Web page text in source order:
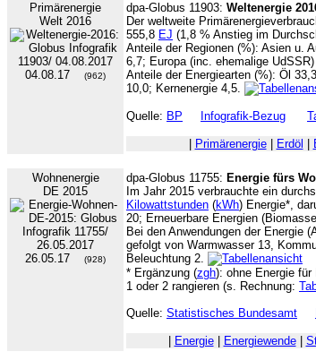
Primärenergie
Welt 2016
04.08.17 (962)
dpa-Globus 11903: Weltenergie
Der weltweite
555,8 EJ (1,8 % Anstieg im
Anteile der Regionen (%): Asien u.
6,7; Europa (inc. ehemalige
Anteile der Energiearten (%): Öl
10,0; Kernenergie 4,5.
Quelle: BP Infografik-Bezug
Primärenergie| Erdöl
Wohnenergie
DE 2015
26.05.17 (928)
dpa-Globus 11755: Energie fürs
Im Jahr 2015 verbrauchte ein
Kilowattstunden (kWh) Energie*,
20; Erneuerbare Energien
Bei den Anwendungen der Energie
gefolgt von Warmwasser 13,
Beleuchtung 2.
* Ergänzung (zgh): ohne Energie
1 oder 2 rangieren (s. Rechnung:
Quelle: Statistisches Bundesamt
Energie| Energiewende|